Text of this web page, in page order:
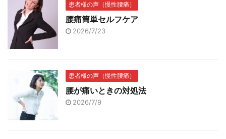
患者様の声（慢性腰痛）
腰痛簡単セルフケア
2026/7/23
患者様の声（慢性腰痛）
腰が痛いときの対処法
2026/7/9